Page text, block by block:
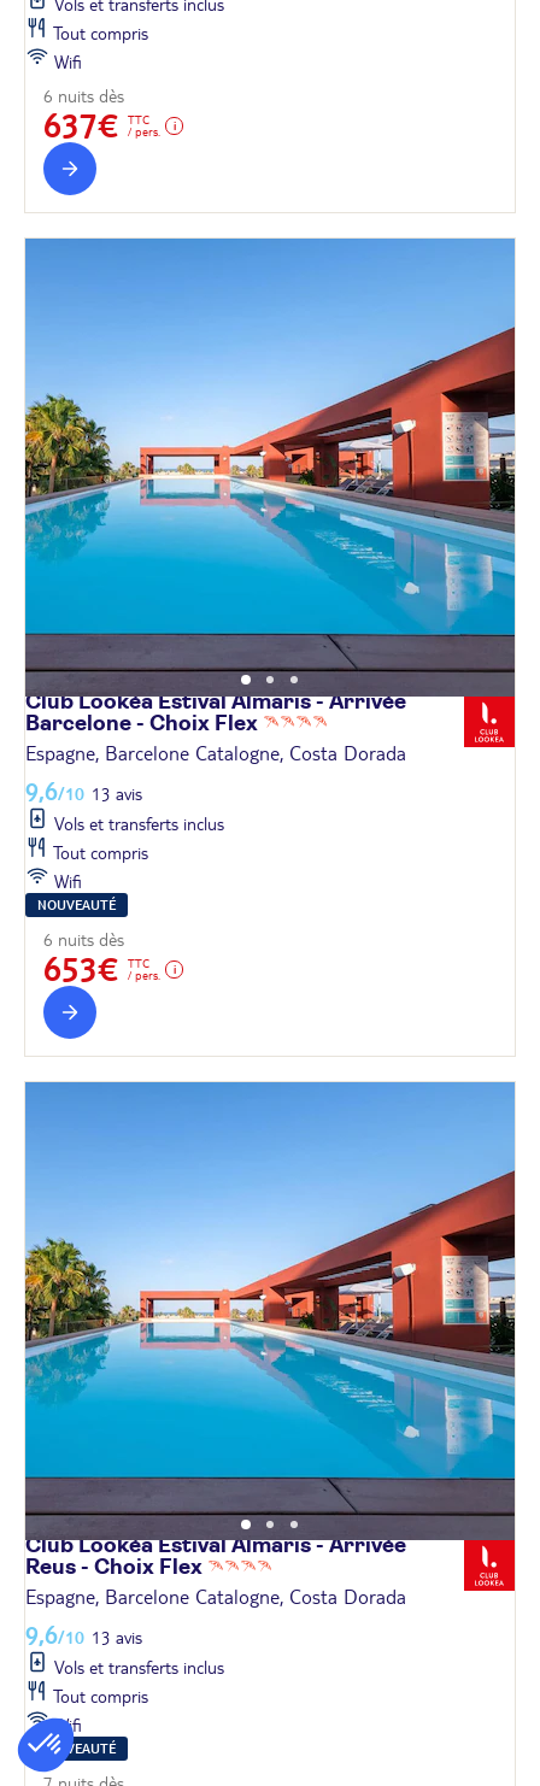
Vols et transferts inclus
Tout compris
Wifi
6 nuits dès
637€
TTC
/ pers.
Club Lookéa Estival Almaris - Arrivée
Barcelone - Choix Flex
Espagne, Barcelone Catalogne, Costa Dorada
9,6/10 13 avis
Vols et transferts inclus
Tout compris
Wifi
NOUVEAUTÉ
6 nuits dès
653€
TTC
/ pers.
Club Lookéa Estival Almaris - Arrivée
Reus - Choix Flex
Espagne, Barcelone Catalogne, Costa Dorada
9,6/10 13 avis
Vols et transferts inclus
Tout compris
Wifi
NOUVEAUTÉ